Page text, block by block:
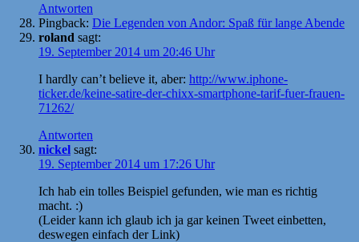
Antworten
Pingback: Die Legenden von Andor: Spaß für lange Abende
roland sagt:
19. September 2014 um 20:46 Uhr
I hardly can’t believe it, aber: http://www.iphone-
ticker.de/keine-satire-der-chixx-smartphone-tarif-fuer-frauen-
71262/
Antworten
nickel sagt:
19. September 2014 um 17:26 Uhr
Ich hab ein tolles Beispiel gefunden, wie man es richtig
macht. :)
(Leider kann ich glaub ich ja gar keinen Tweet einbetten,
deswegen einfach der Link)